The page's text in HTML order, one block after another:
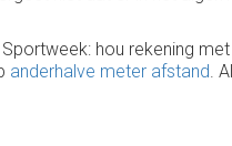
hou rekening
anderhalve meter afstand.